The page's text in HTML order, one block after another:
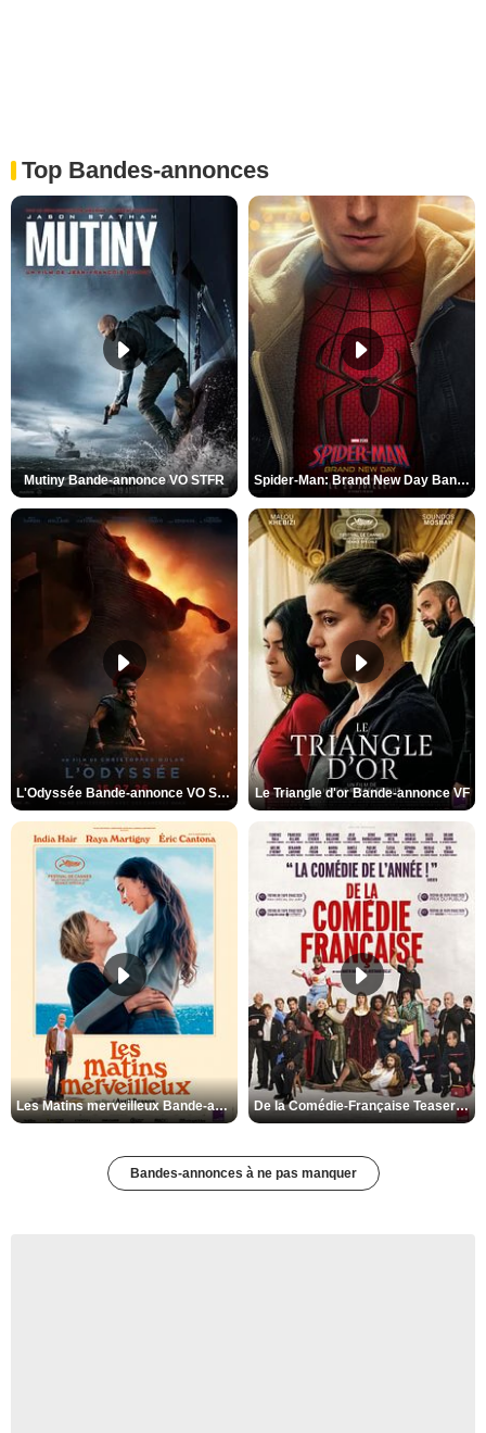
Top Bandes-annonces
Mutiny Bande-annonce VO STFR Spider-Man: Brand New Day Bande-annonce VO STFR
L'Odyssée Bande-annonce VO STFR Le Triangle d'or Bande-annonce VF
Les Matins merveilleux Bande-annonce VF De la Comédie-Française Teaser VF
Bandes-annonces à ne pas manquer